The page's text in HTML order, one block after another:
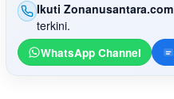
Ikuti Zonanusantara.com
terkini.
WhatsApp Channel